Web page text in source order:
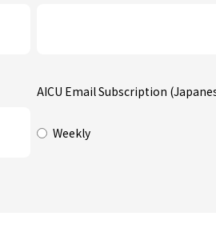
AICU Email Subscription
Weekly